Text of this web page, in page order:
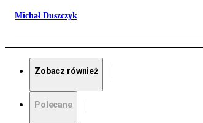
Michał Duszczyk
Zobacz również
Polecane